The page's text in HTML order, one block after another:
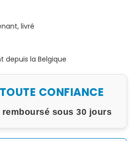
livré
depuis la Belgique
CONFIANCE
remboursé sous 30 jours